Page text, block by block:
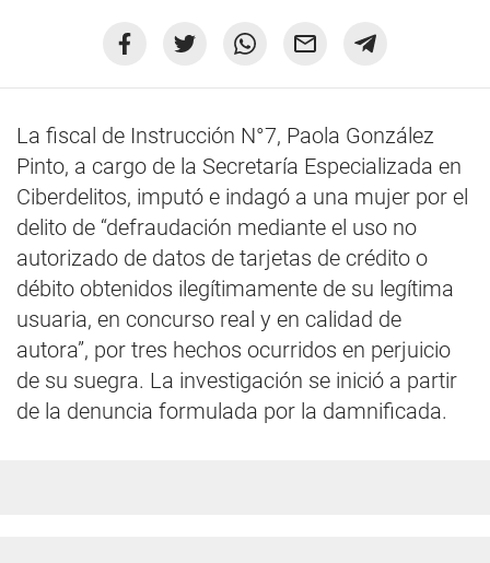
La fiscal de Instrucción N°7, Paola González
Pinto, a cargo de la Secretaría Especializada en
Ciberdelitos, imputó e indagó a una mujer por el
delito de “defraudación mediante el uso no
autorizado de datos de tarjetas de crédito o
débito obtenidos ilegítimamente de su legítima
usuaria, en concurso real y en calidad de
autora”, por tres hechos ocurridos en perjuicio
de su suegra. La investigación se inició a partir
de la denuncia formulada por la damnificada.